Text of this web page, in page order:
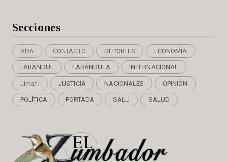
Secciones
ADA CONTACTO DEPORTES ECONOMÍA
FARÁNDUL FARÁNDULA INTERNACIONAL
Jimani JUSTICIA NACIONALES OPINIÓN
POLÍTICA PORTADA SALU SALUD